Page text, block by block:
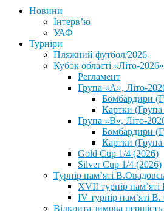
Новини
Інтерв’ю
УАФ
Турніри
Пляжний футбол/2026
Кубок області «Літо-2026»
Регламент
Група «А», Літо-
Бомбардири
Картки
Група «В», Літо-
Бомбардири
Картки
Gold Cup 1/4 (2026)
Silver Cup 1/4 (2026)
Турнір пам’яті
XVII турнір
IV турнір пам’яті
Відкрита зимова